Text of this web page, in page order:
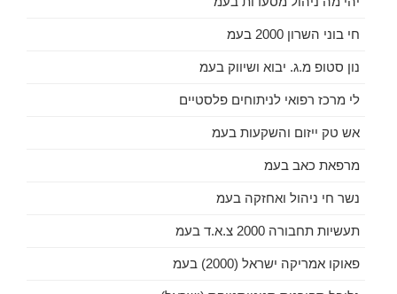
חי בוני השרון 2000 בעמ
נון סטופ מ.ג. יבוא ושיווק בעמ
לי מרכז רפואי לניתוחים פלסטיים
אש טק ייזום והשקעות בעמ
מרפאת כאב בעמ
נשר חי ניהול ואחזקה בעמ
תעשיות תחבורה 2000 צ.א.ד בעמ
פאוקו אמריקה ישראל (2000) בעמ